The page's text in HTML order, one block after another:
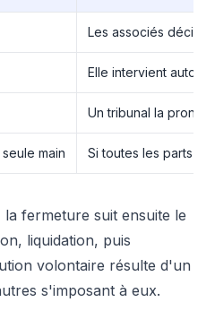
Les associés
Elle intervient
Un tribunal la
main Si toutes les parts
fermeture suit ensuite le
liquidation, puis
volontaire résulte d'un
s'imposant à eux.